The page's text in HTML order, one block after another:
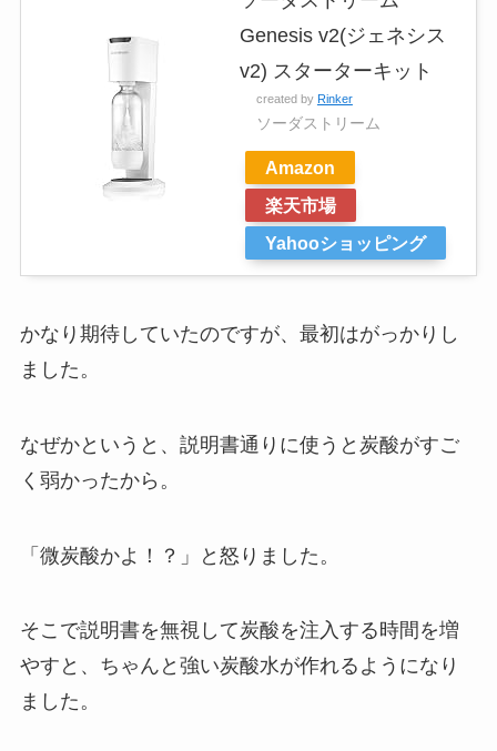
Genesis v2(ジェネシス
v2) スターターキット
created by Rinker
ソーダストリーム
Amazon
楽天市場
Yahooショッピング
かなり期待していたのですが、最初はがっかりし
ました。
なぜかというと、説明書通りに使うと炭酸がすご
く弱かったから。
「微炭酸かよ！？」と怒りました。
そこで説明書を無視して炭酸を注入する時間を増
やすと、ちゃんと強い炭酸水が作れるようになり
ました。